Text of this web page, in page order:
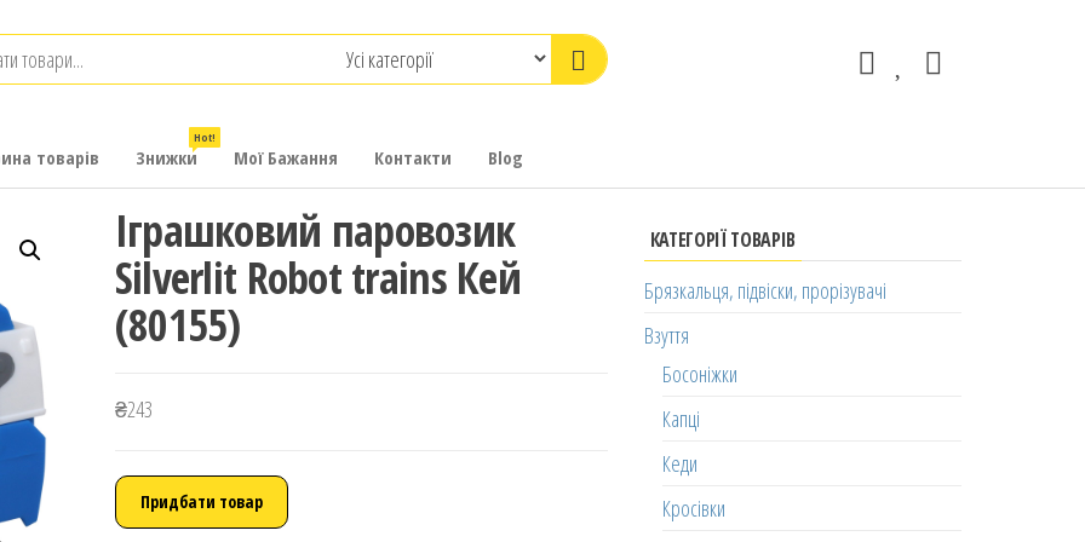
товарів Знижки
Hot!
Мої Бажання Контакти Blog
Іграшковий паровозик
Silverlit Robot trains Кей
(80155)
₴243
Придбати товар
КАТЕГОРІЇ ТОВАРІВ
Брязкальця, підвіски, прорізувачі
Взуття
Босоніжки
Капці
Кеди
Кросівки